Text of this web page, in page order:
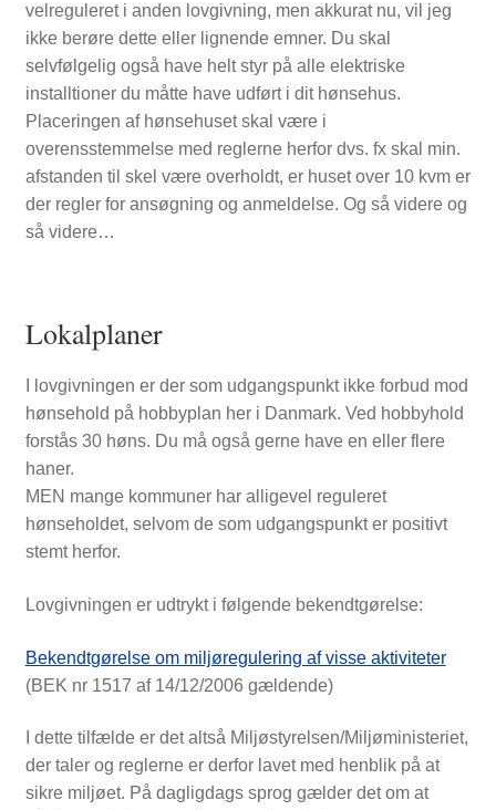
PASNING OG PLEJE
velreguleret i anden lovgivning, men akkurat nu, vil jeg
ikke berøre dette eller lignende emner. Du skal
selvfølgelig også have helt styr på alle elektriske
installtioner du måtte have udført i dit hønsehus.
Placeringen af hønsehuset skal være i
overensstemmelse med reglerne herfor dvs. fx skal min.
afstanden til skel være overholdt, er huset over 10 kvm er
der regler for ansøgning og anmeldelse. Og så videre og
så videre…
Lokalplaner
I lovgivningen er der som udgangspunkt ikke forbud mod
hønsehold på hobbyplan her i Danmark. Ved hobbyhold
forstås 30 høns. Du må også gerne have en eller flere
haner.
MEN mange kommuner har alligevel reguleret
hønseholdet, selvom de som udgangspunkt er positivt
stemt herfor.
Lovgivningen er udtrykt i følgende bekendtgørelse:
Bekendtgørelse om miljøregulering af visse aktiviteter
(BEK nr 1517 af 14/12/2006 gældende)
I dette tilfælde er det altså Miljøstyrelsen/Miljøministeriet,
der taler og reglerne er derfor lavet med henblik på at
sikre miljøet. På dagligdags sprog gælder det om at